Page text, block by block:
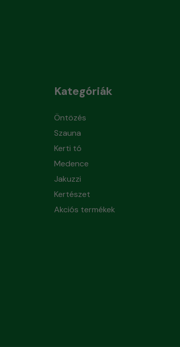
Kategóriák
Öntözés
Szauna
Kerti tó
Medence
Jakuzzi
Kertészet
Akciós termékek